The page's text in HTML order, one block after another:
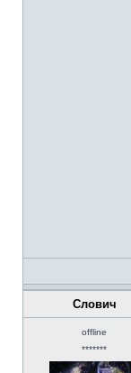
Слович
offline
*******